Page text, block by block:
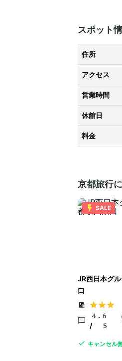
スポット
住所
アクセス
営業時間
休館日
料金
京都旅行
SALE
JR西日本グ
口
4.6
/ 5
キャンセル